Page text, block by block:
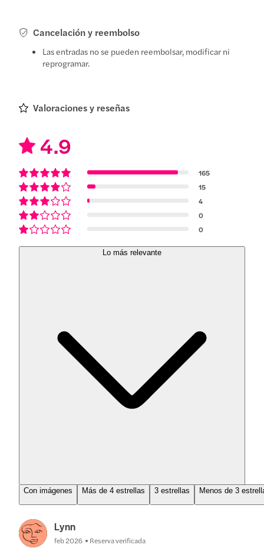
Cancelación y reembolso
Las entradas no se pueden reembolsar, modificar ni
reprogramar.
Valoraciones y reseñas
4.9
165
15
4
0
0
Lo más relevante
Con imágenes Más de 4 estrellas 3 estrellas Menos de 3
Lynn
feb 2026 Reserva verificada